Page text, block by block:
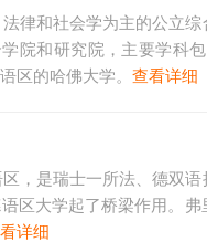
律和社会学为主的公立
院和研究院，主要学科
区的哈佛大学。 查看详细
，是瑞士一所法、德双
区大学起了桥梁作用。
详细